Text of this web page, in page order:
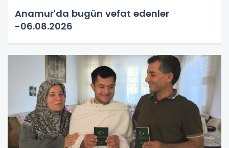
Anamur'da bugün vefat edenler
-06.08.2026